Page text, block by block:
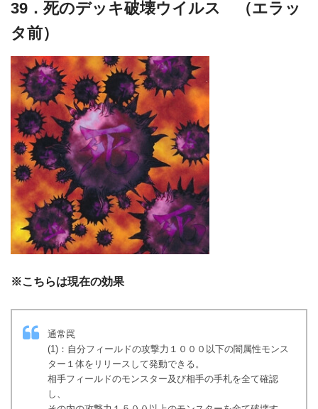
39．死のデッキ破壊ウイルス （エラッ
タ前）
※こちらは現在の効果
通常罠
(1)：自分フィールドの攻撃力１０００以下の闇属性モンス
ター１体をリリースして発動できる。
相手フィールドのモンスター及び相手の手札を全て確認
し、